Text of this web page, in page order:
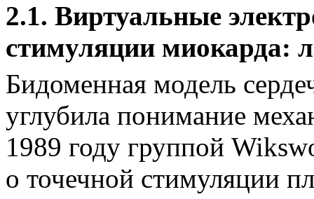
2.1. Виртуальные
стимуляции миокарда:
Бидоменная модель
углубила понимание
1989 году группой
о точечной стимуляции